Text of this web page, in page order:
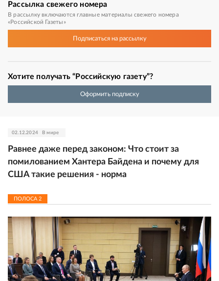
Рассылка свежего номера
В рассылку включаются главные материалы свежего номера
«Российской Газеты»
Подписатьсяна рассылку
Хотите получать “Российскую газету”?
Оформить подписку
02.12.2024 В мире
Равнее даже перед законом: Что стоит за
помилованием Хантера Байдена и почему для
США такие решения - норма
ПОЛОСА2